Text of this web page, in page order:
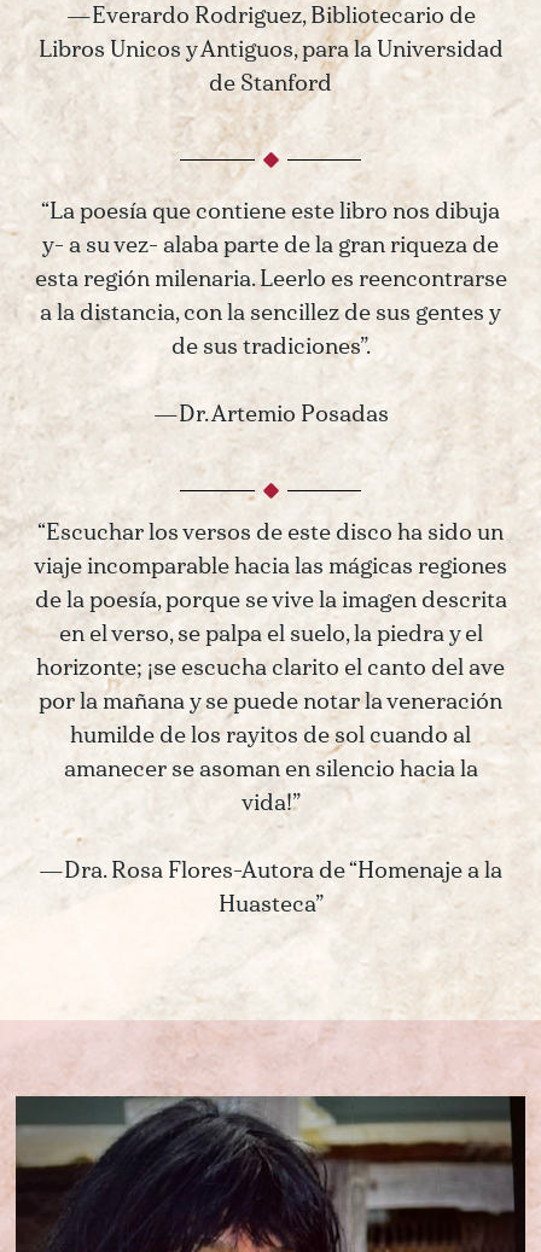
—Everardo Rodriguez, Bibliotecario de
Libros Unicos y Antiguos, para la Universidad
de Stanford
“La poesía que contiene este libro nos dibuja
y- a su vez- alaba parte de la gran riqueza de
esta región milenaria. Leerlo es reencontrarse
a la distancia, con la sencillez de sus gentes y
de sus tradiciones”.
—Dr. Artemio Posadas
“Escuchar los versos de este disco ha sido un
viaje incomparable hacia las mágicas regiones
de la poesía, porque se vive la imagen descrita
en el verso, se palpa el suelo, la piedra y el
horizonte; ¡se escucha clarito el canto del ave
por la mañana y se puede notar la veneración
humilde de los rayitos de sol cuando al
amanecer se asoman en silencio hacia la
vida!”
—Dra. Rosa Flores-Autora de “Homenaje a la
Huasteca”